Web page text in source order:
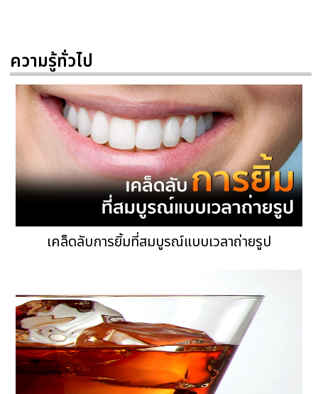
ความรู้ทั่วไป
เคล็ดลับการยิ้มที่สมบูรณ์แบบเวลาถ่ายรูป